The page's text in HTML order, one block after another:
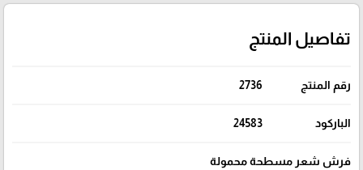
تفاصيل المنتج
رقم المنتج 2736
الباركود 24583
فرش شعر مسطحة محمولة